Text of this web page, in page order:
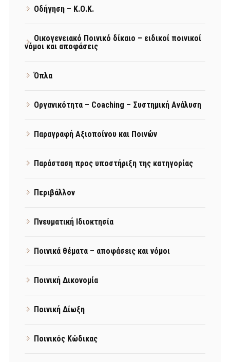
Οδήγηση – Κ.Ο.Κ.
Οικογενειακό Ποινικό δίκαιο – ειδικοί ποινικοί
νόμοι και αποφάσεις
Όπλα
Οργανικότητα – Coaching – Συστημική Ανάλυση
Παραγραφή Αξιοποίνου και Ποινών
Παράσταση προς υποστήριξη της κατηγορίας
Περιβάλλον
Πνευματική Ιδιοκτησία
Ποινικά θέματα – αποφάσεις και νόμοι
Ποινική Δικονομία
Ποινική Δίωξη
Ποινικός Κώδικας